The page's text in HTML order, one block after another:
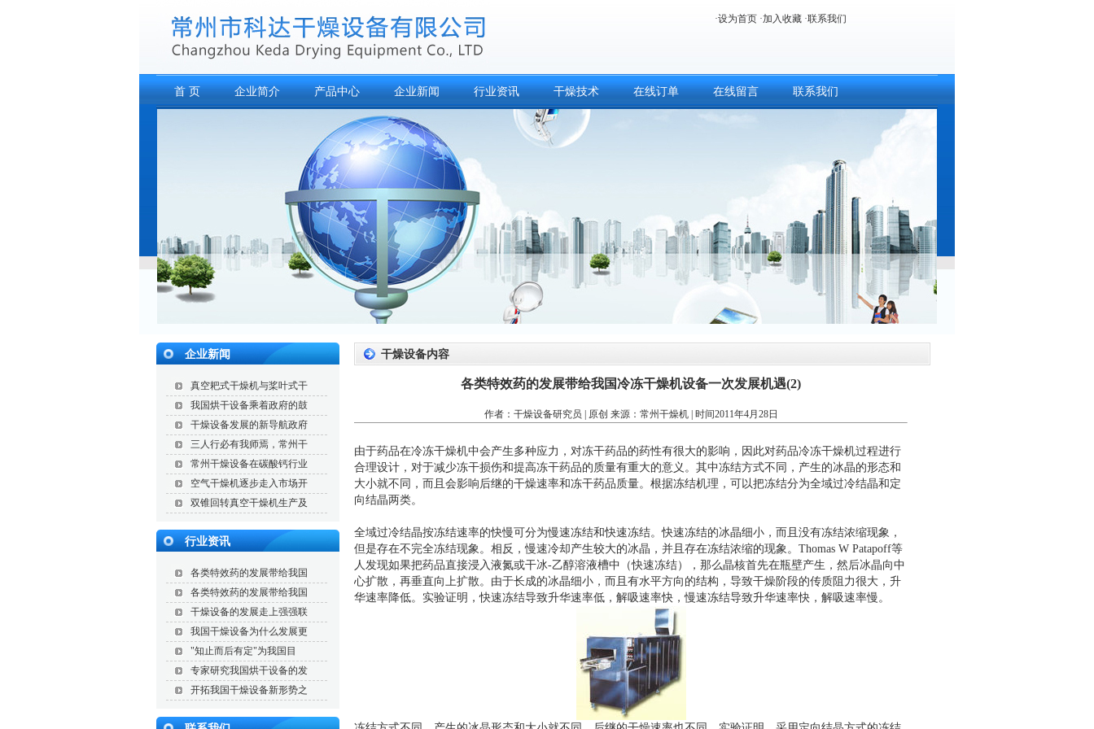
·设为首页 ·加入收藏 ·联系我们
首 页 企业简介 产品中心 企业新闻 行业资讯 干燥技术 在线订单 在线留言 联系我们
企业新闻
真空耙式干燥机与桨叶式干
我国烘干设备乘着政府的鼓
干燥设备发展的新导航政府
三人行必有我师焉，常州干
常州干燥设备在碳酸钙行业
空气干燥机逐步走入市场开
双锥回转真空干燥机生产及
行业资讯
各类特效药的发展带给我国
各类特效药的发展带给我国
干燥设备的发展走上强强联
我国干燥设备为什么发展更
"知止而后有定"为我国目
专家研究我国烘干设备的发
开拓我国干燥设备新形势之
干燥设备内容
各类特效药的发展带给我国冷冻干燥机设备一次发展机遇(2)
作者：干燥设备研究员 | 原创 来源： 常州干燥机| 时间2011年4月28日
由于药品在冷冻干燥机中会产生多种应力，对冻干药品的药性有很大的影响，因此对药品冷冻干燥机过程进行
合理设计，对于减少冻干损伤和提高冻干药品的质量有重大的意义。其中冻结方式不同，产生的冰晶的形态和
大小就不同，而且会影响后继的干燥速率和冻干药品质量。根据冻结机理，可以把冻结分为全域过冷结晶和定
向结晶两类。
全域过冷结晶按冻结速率的快慢可分为慢速冻结和快速冻结。快速冻结的冰晶细小，而且没有冻结浓缩现象，
但是存在不完全冻结现象。相反，慢速冷却产生较大的冰晶，并且存在冻结浓缩的现象。Thomas W Patapoff等
人发现如果把药品直接浸入液氮或干冰-乙醇溶液槽中（快速冻结），那么晶核首先在瓶壁产生，然后冰晶向中
心扩散，再垂直向上扩散。由于长成的冰晶细小，而且有水平方向的结构，导致干燥阶段的传质阻力很大，升
华速率降低。实验证明，快速冻结导致升华速率低，解吸速率快，慢速冻结导致升华速率快，解吸速率慢。